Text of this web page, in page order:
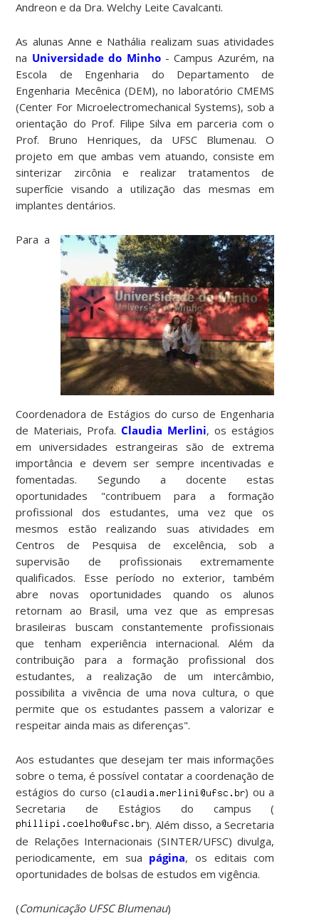
Andreon e da Dra. Welchy Leite Cavalcanti.
As alunas Anne e Nathália realizam suas atividades
na Universidade do Minho- Campus Azurém, na
Escola de Engenharia do Departamento de
Engenharia Mecênica (DEM), no laboratório CMEMS
(Center For Microelectromechanical Systems), sob a
orientação do Prof. Filipe Silva em parceria com o
Prof. Bruno Henriques, da UFSC Blumenau. O
projeto em que ambas vem atuando, consiste em
sinterizar zircônia e realizar tratamentos de
superfície visando a utilização das mesmas em
implantes dentários.
Para a
Coordenadora de Estágios do curso de Engenharia
de Materiais, Profa.Claudia Merlini, os estágios
em universidades estrangeiras são de extrema
importância e devem ser sempre incentivadas e
fomentadas. Segundo a docente estas
oportunidades "contribuem para a formação
profissional dos estudantes, uma vez que os
mesmos estão realizando suas atividades em
Centros de Pesquisa de excelência, sob a
supervisão de profissionais extremamente
qualificados. Esse período no exterior, também
abre novas oportunidades quando os alunos
retornam ao Brasil, uma vez que as empresas
brasileiras buscam constantemente profissionais
que tenham experiência internacional. Além da
contribuição para a formação profissional dos
estudantes, a realização de um intercâmbio,
possibilita a vivência de uma nova cultura, o que
permite que os estudantes passem a valorizar e
respeitar ainda mais as diferenças".
Aos estudantes que desejam ter mais informações
sobre o tema, é possível contatar a coordenação de
estágios do curso (
) ou a
Secretaria de Estágios do campus (
). Além disso, a Secretaria
de Relações Internacionais (SINTER/UFSC) divulga,
periodicamente, em sua página, os editais com
oportunidades de bolsas de estudos em vigência.
(Comunicação UFSC Blumenau)